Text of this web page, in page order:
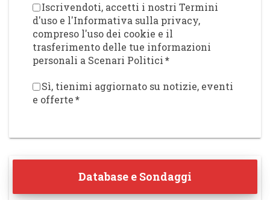
Iscrivendoti, accetti i nostri Termini
d'uso e l'Informativa sulla privacy,
compreso l'uso dei cookie e il
trasferimento delle tue informazioni
personali a Scenari Politici*
Sì, tienimi aggiornato su notizie, eventi
e offerte*
Database e Sondaggi